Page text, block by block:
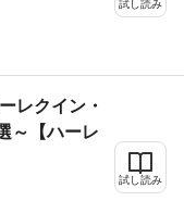
試し読み
レクイン・
～【ハーレ
試し読み